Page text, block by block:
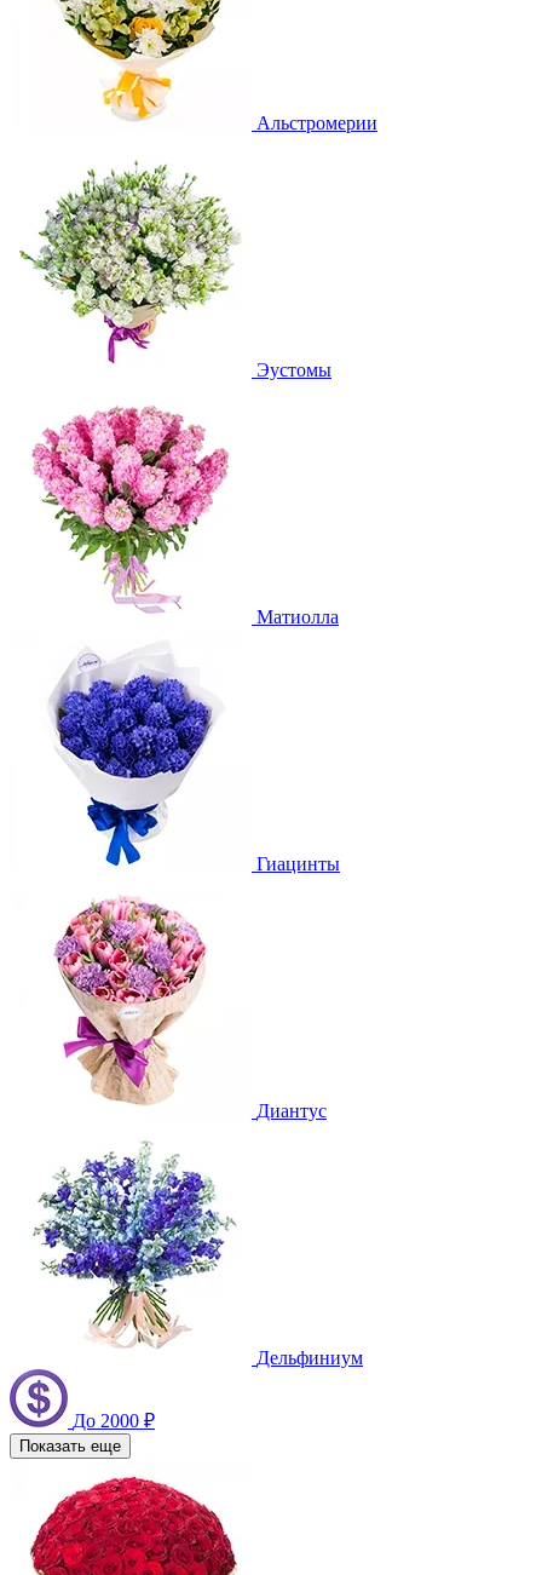
Альстромерии
Эустомы
Матиолла
Гиацинты
Диантус
Дельфиниум
До 2000 ₽
Показать еще